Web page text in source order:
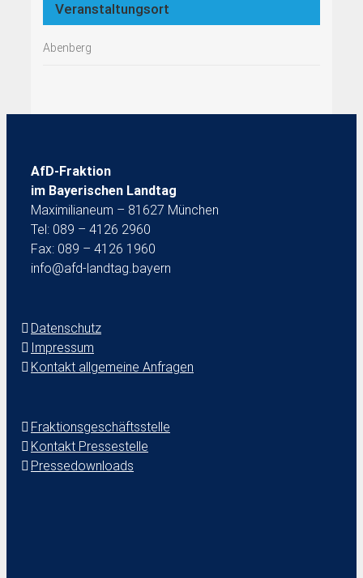
Veranstaltungsort
Abenberg
AfD-Fraktion
im Bayerischen Landtag
Maximilianeum – 81627 München
Tel: 089 – 4126 2960
Fax: 089 – 4126 1960
info@afd-landtag.bayern
Datenschutz
Impressum
Kontakt allgemeine Anfragen
Fraktionsgeschäftsstelle
Kontakt Pressestelle
Pressedownloads